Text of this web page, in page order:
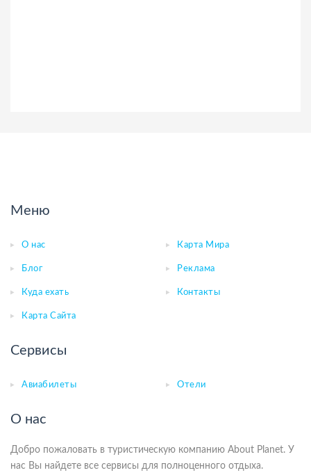
Меню
О нас Карта Мира
Блог Реклама
Куда ехать Контакты
Карта Сайта
Сервисы
Авиабилеты Отели
О нас
Добро пожаловать в туристическую компанию About Planet. У
нас Вы найдете все сервисы для полноценного отдыха.